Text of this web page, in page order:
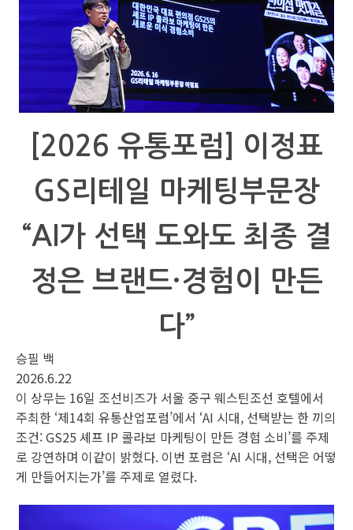
[2026 유통포럼] 이정표
GS리테일 마케팅부문장
“AI가 선택 도와도 최종 결
정은 브랜드·경험이 만든
다”
승필 백
2026.6.22
이 상무는 16일 조선비즈가 서울 중구 웨스틴조선 호텔에서
주최한 ‘제14회 유통산업포럼’에서 ‘AI 시대, 선택받는 한 끼의
조건: GS25 셰프 IP 콜라보 마케팅이 만든 경험 소비’를 주제
로 강연하며 이같이 밝혔다. 이번 포럼은 ‘AI 시대, 선택은 어떻
게 만들어지는가’를 주제로 열렸다.